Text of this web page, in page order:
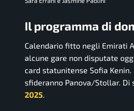
Il programma di
Calendario fitto negli Emirati
alcune gare non disputate
card statunitense Sofia Kenin.
sfideranno Panova/Stollar. Di
2025.